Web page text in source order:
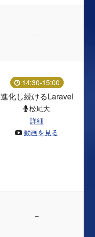
–
14:30-15:00
進化し続けるLaravel
松尾大
詳細
動画を見る
–